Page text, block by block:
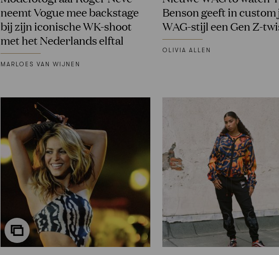
neemt Vogue mee backstage
bij zijn iconische WK-shoot
met het Nederlands elftal
MARLOES VAN WIJNEN
Benson geeft in
WAG-stijl een Gen Z-
OLIVIA ALLEN